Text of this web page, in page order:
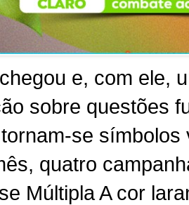
e, com ele,
sobre questões
se símbolos
quatro
Múltipla A cor